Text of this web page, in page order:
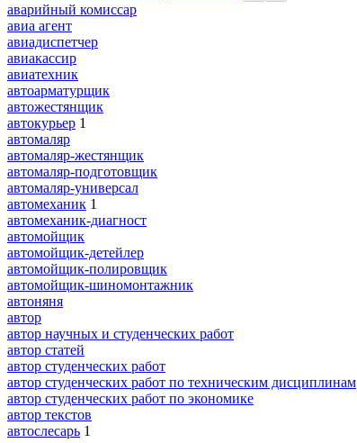
аварийный комиссар
авиа агент
авиадиспетчер
авиакассир
авиатехник
автоарматурщик
автожестянщик
автокурьер 1
автомаляр
автомаляр-жестянщик
автомаляр-подготовщик
автомаляр-универсал
автомеханик 1
автомеханик-диагност
автомойщик
автомойщик-детейлер
автомойщик-полировщик
автомойщик-шиномонтажник
автоняня
автор
автор научных и студенческих работ
автор статей
автор студенческих работ
автор студенческих работ по техническим дисциплинам
автор студенческих работ по экономике
автор текстов
автослесарь 1